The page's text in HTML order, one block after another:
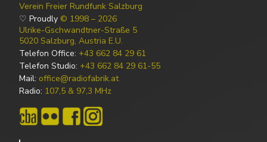
Verein Freier Rundfunk Salzburg
♡ Proudly © 1998 – 2026
Ulrike-Gschwandtner-Straße 5
5020 Salzburg, Austria E.U.
Telefon Office: +43 662 84 29 61
Telefon Studio: +43 662 84 29 61-55
Mail: office@radiofabrik.at
Radio: 107,5 & 97,3 MHz